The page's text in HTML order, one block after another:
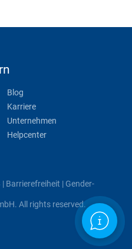
Blog
Karriere
Unternehmen
Helpcenter
| Barrierefreiheit | Gender-
All rights reserved.